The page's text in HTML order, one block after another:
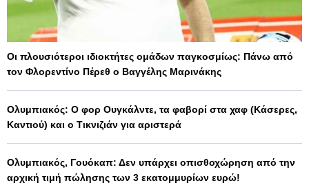
Οι πλουσιότεροι ιδιοκτήτες ομάδων παγκοσμίως: Πάνω από
τον Φλορεντίνο Πέρεθ ο Βαγγέλης Μαρινάκης
Ολυμπιακός: Ο φορ Ουγκάλντε, τα φαβορί στα χαφ (Κάσερες,
Καντιού) και ο Τικνιζιάν για αριστερά
Ολυμπιακός, Γουόκαπ: Δεν υπάρχει οπισθοχώρηση από την
αρχική τιμή πώλησης των 3 εκατομμυρίων ευρώ!